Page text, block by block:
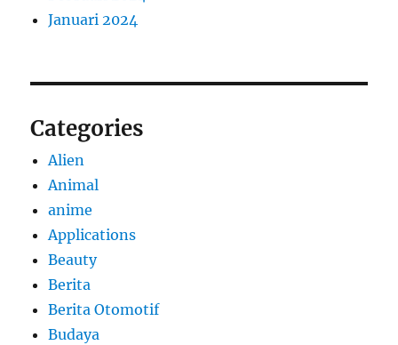
Januari 2024
Categories
Alien
Animal
anime
Applications
Beauty
Berita
Berita Otomotif
Budaya